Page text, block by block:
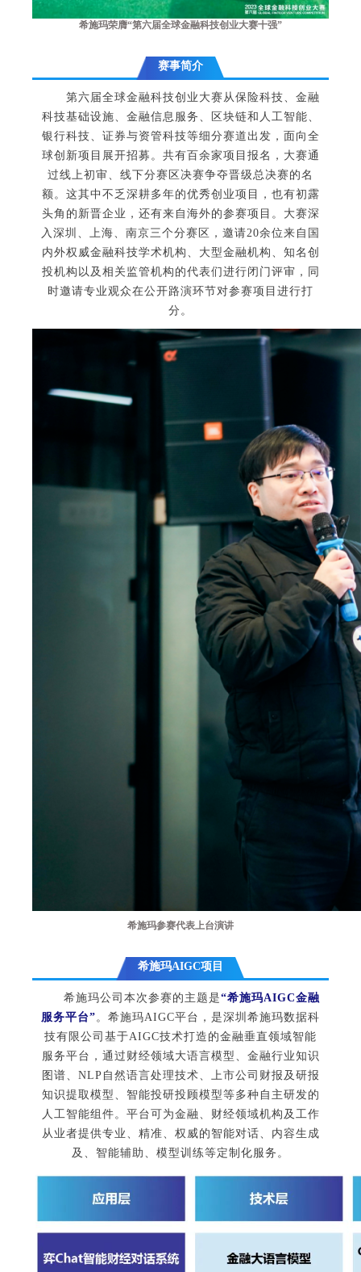
希施玛荣膺“第六届全球金融科技创业大赛十强”
赛事简介
第六届全球金融科技创业大赛从保险科技、金融
科技基础设施、金融信息服务、区块链和人工智能、
银行科技、证券与资管科技等细分赛道出发，面向全
球创新项目展开招募。共有百余家项目报名，大赛通
过线上初审、线下分赛区决赛争夺晋级总决赛的名
额。这其中不乏深耕多年的优秀创业项目，也有初露
头角的新晋企业，还有来自海外的参赛项目。大赛深
入深圳、上海、南京三个分赛区，邀请20余位来自国
内外权威金融科技学术机构、大型金融机构、知名创
投机构以及相关监管机构的代表们进行闭门评审，同
时邀请专业观众在公开路演环节对参赛项目进行打
分。
希施玛参赛代表上台演讲
希施玛AIGC项目
希施玛公司本次参赛的主题是“希施玛AIGC金融
服务平台”。希施玛AIGC平台，是深圳希施玛数据科
技有限公司基于AIGC技术打造的金融垂直领域智能
服务平台，通过财经领域大语言模型、金融行业知识
图谱、NLP自然语言处理技术、上市公司财报及研报
知识提取模型、智能投研投顾模型等多种自主研发的
人工智能组件。平台可为金融、财经领域机构及工作
从业者提供专业、精准、权威的智能对话、内容生成
及、智能辅助、模型训练等定制化服务。